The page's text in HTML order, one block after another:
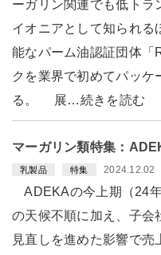
ーガリン関連でも低トラ
イオニアとして知られる
能なパーム油認証団体「
クを業界で初めてパッケ
る。 展…続きを読む
マーガリン類特集：
乳製品 特集 2024.12.02
ADEKAの今上期（24
の天候不順に加え、子会
見直しを進めた影響で